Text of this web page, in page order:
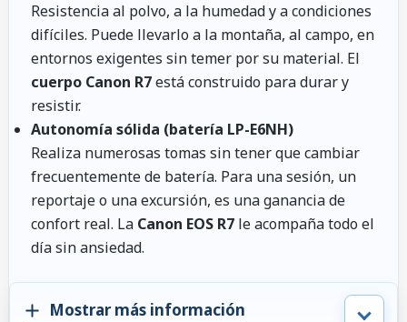
Resistencia al polvo, a la humedad y a condiciones
difíciles. Puede llevarlo a la montaña, al campo, en
entornos exigentes sin temer por su material. El
cuerpo Canon R7está construido para durar y
resistir.
Autonomía sólida (batería LP-E6NH)
Realiza numerosas tomas sin tener que cambiar
frecuentemente de batería. Para una sesión, un
reportaje o una excursión, es una ganancia de
confort real. La Canon EOS R7 le acompaña todo el
día sin ansiedad.
Mostrar más información